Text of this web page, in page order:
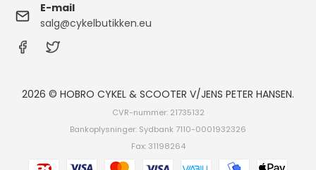
E-mail
salg@cykelbutikken.eu
2026 © HOBRO CYKEL & SCOOTER V/JENS PETER HANSEN.
CVR-nummer: 21735132
Bankoplysninger: Sydbank 7110-0001932326
Fax: 31198264